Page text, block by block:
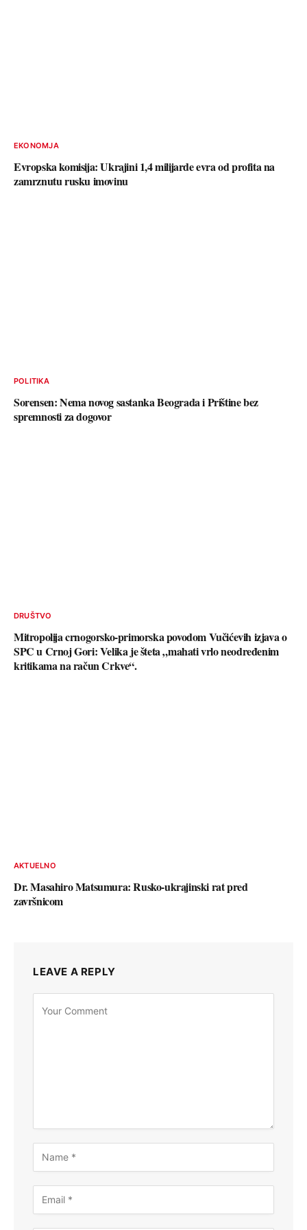
EKONOMJA
Evropska komisija: Ukrajini 1,4 milijarde evra od profita na
zamrznutu rusku imovinu
POLITIKA
Sorensen: Nema novog sastanka Beograda i Prištine bez
spremnosti za dogovor
DRUŠTVO
Mitropolija crnogorsko-primorska povodom Vučićevih izjava o
SPC u Crnoj Gori: Velika je šteta „mahati vrlo neodređenim
kritikama na račun Crkve“.
AKTUELNO
Dr. Masahiro Matsumura: Rusko-ukrajinski rat pred
završnicom
LEAVE A REPLY